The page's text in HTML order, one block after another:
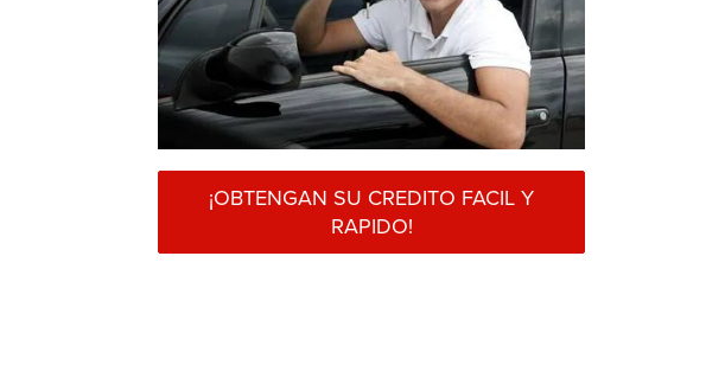
¡OBTENGAN SU CREDITO FACIL Y
RAPIDO!